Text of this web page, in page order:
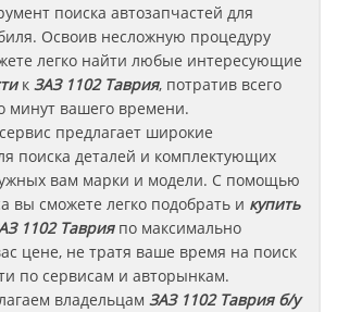
поиска автозапчастей для
Освоив несложную процедуру
легко найти любые интересующие
к ЗАЗ 1102 Таврия, потратив всего
минут вашего времени.
предлагает широкие
поиска деталей и комплектующих
вам марки и модели. С помощью
вы сможете легко подобрать и купить
1102 Таврияпо максимально
цене, не тратя ваше время на поиск
по сервисам и авторынкам.
владельцам ЗАЗ 1102 Таврияб/у